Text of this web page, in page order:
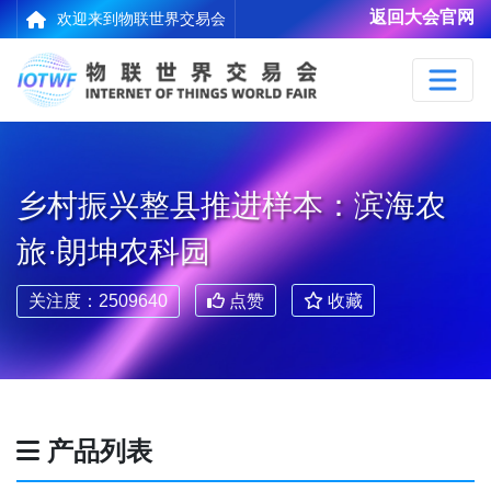
欢迎来到物联世界交易会 返回大会官网
乡村振兴整县推进样本：滨海农
旅·朗坤农科园
关注度：2509640 点赞 收藏
产品列表